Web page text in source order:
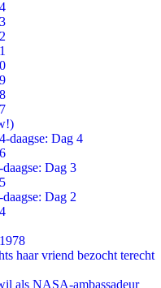
daagse: Dag 4
Dag 3
Dag 2
haar vriend bezocht terecht
als NASA-ambassadeur